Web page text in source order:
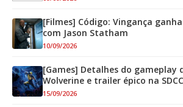
[Filmes] Código: Vingança
com Jason Statham
10/09/2026
[Games] Detalhes do gameplay
Wolverine e trailer épico na
15/09/2026